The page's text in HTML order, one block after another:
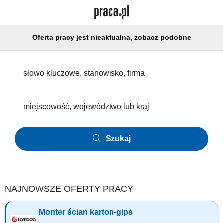
Oferta pracy jest nieaktualna, zobacz podobne
Szukaj
NAJNOWSZE OFERTY PRACY
Monter ścian karton-gips